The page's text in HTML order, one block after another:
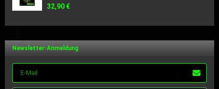
Bewertet
mit
32,90 €
Newsletter-Anmeldung